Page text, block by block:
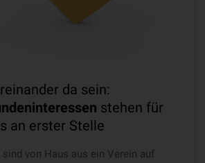
da sein:
stehen für
an erster Stelle
sind von Haus aus ein Verein auf